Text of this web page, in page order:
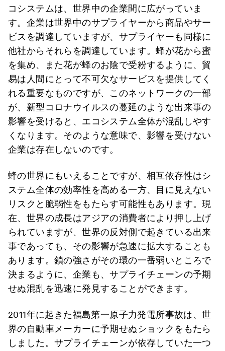
コシステムは、世界中の企業間に広がっていま
す。企業は世界中のサプライヤーから商品やサー
ビスを調達していますが、サプライヤーも同様に
他社からそれらを調達しています。蜂が花から蜜
を集め、また花が蜂のお陰で受粉するように、貿
易は人間にとって不可欠なサービスを提供してく
れる重要なものですが、このネットワークの一部
が、新型コロナウイルスの蔓延のような出来事の
影響を受けると、エコシステム全体が混乱しやす
くなります。そのような意味で、影響を受けない
企業は存在しないのです。
蜂の世界にもいえることですが、相互依存性はシ
ステム全体の効率性を高める一方、目に見えない
リスクと脆弱性をもたらす可能性もあります。現
在、世界の成長はアジアの消費者により押し上げ
られていますが、世界の反対側で起きている出来
事であっても、その影響が急速に拡大することも
あります。鎖の強さがその環の一番弱いところで
決まるように、企業も、サプライチェーンの予期
せぬ混乱を迅速に発見することができます。
2011年に起きた福島第一原子力発電所事故は、世
界の自動車メーカーに予期せぬショックをもたら
しました。サプライチェーンが依存していた一つ